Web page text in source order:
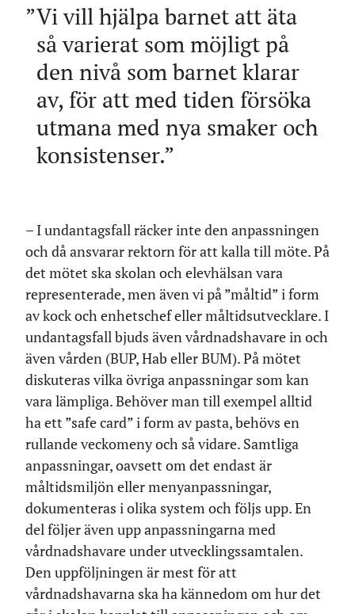
Vi vill hjälpa barnet att äta
så varierat som möjligt på
den nivå som barnet klarar
av, för att med tiden försöka
utmana med nya smaker och
konsistenser.
– I undantagsfall räcker inte den anpassningen
och då ansvarar rektorn för att kalla till möte. På
det mötet ska skolan och elevhälsan vara
representerade, men även vi på ”måltid” i form
av kock och enhetschef eller måltidsutvecklare. I
undantagsfall bjuds även vårdnadshavare in och
även vården (BUP, Hab eller BUM). På mötet
diskuteras vilka övriga anpassningar som kan
vara lämpliga. Behöver man till exempel alltid
ha ett ”safe card” i form av pasta, behövs en
rullande veckomeny och så vidare. Samtliga
anpassningar, oavsett om det endast är
måltidsmiljön eller menyanpassningar,
dokumenteras i olika system och följs upp. En
del följer även upp anpassningarna med
vårdnadshavare under utvecklingssamtalen.
Den uppföljningen är mest för att
vårdnadshavarna ska ha kännedom om hur det